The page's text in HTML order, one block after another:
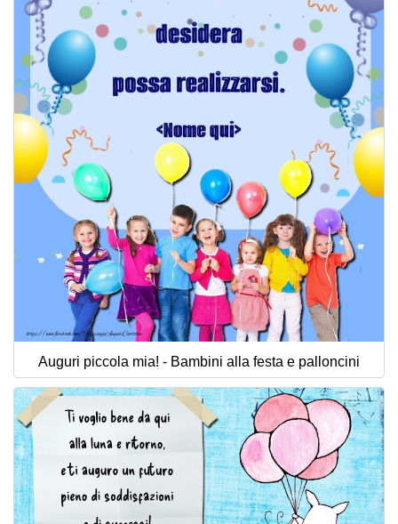
Auguri piccola mia! - Bambini alla festa e palloncini